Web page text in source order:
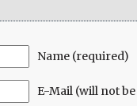
Name (required)
E-Mail (will not